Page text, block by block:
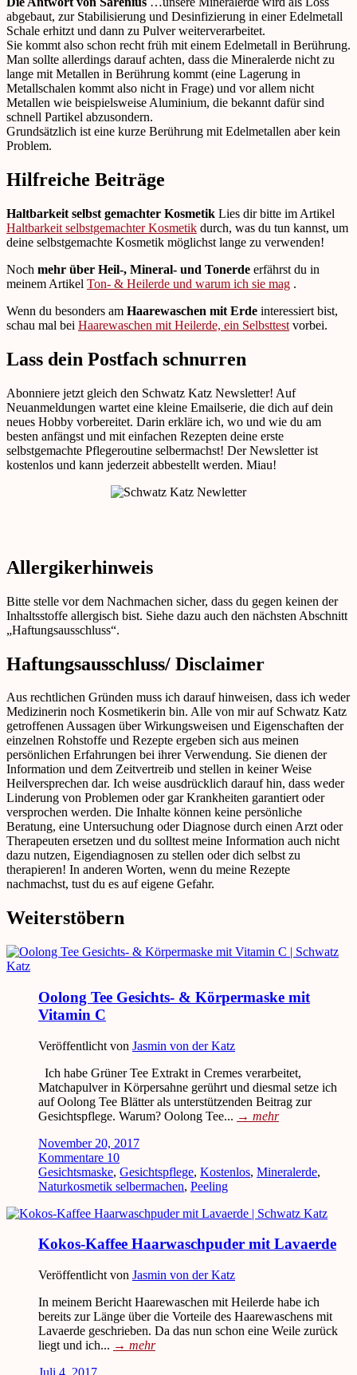
abgebaut, zur Stabilisierung und Desinfizierung in einer Edelmetall
Schale erhitzt und dann zu Pulver weiterverarbeitet.
Sie kommt also schon recht früh mit einem Edelmetall in Berührung.
Man sollte allerdings darauf achten, dass die Mineralerde nicht zu
lange mit Metallen in Berührung kommt (eine Lagerung in
Metallschalen kommt also nicht in Frage) und vor allem nicht
Metallen wie beispielsweise Aluminium, die bekannt dafür sind
schnell Partikel abzusondern.
Grundsätzlich ist eine kurze Berührung mit Edelmetallen aber kein
Problem.
Hilfreiche Beiträge
Haltbarkeit selbst gemachter Kosmetik Lies dir bitte im Artikel
Haltbarkeit selbstgemachter Kosmetik durch, was du tun kannst, um
deine selbstgemachte Kosmetik möglichst lange zu verwenden!
Noch mehr über Heil-, Mineral- und Tonerde erfährst du in
meinem Artikel Ton- & Heilerde und warum ich sie mag .
Wenn du besonders am Haarewaschen mit Erde interessiert bist,
schau mal bei Haarewaschen mit Heilerde, ein Selbsttest vorbei.
Lass dein Postfach schnurren
Abonniere jetzt gleich den Schwatz Katz Newsletter! Auf
Neuanmeldungen wartet eine kleine Emailserie, die dich auf dein
neues Hobby vorbereitet. Darin erkläre ich, wo und wie du am
besten anfängst und mit einfachen Rezepten deine erste
selbstgemachte Pflegeroutine selbermachst! Der Newsletter ist
kostenlos und kann jederzeit abbestellt werden. Miau!
Allergikerhinweis
Bitte stelle vor dem Nachmachen sicher, dass du gegen keinen der
Inhaltsstoffe allergisch bist. Siehe dazu auch den nächsten Abschnitt
„Haftungsausschluss“.
Haftungsausschluss/ Disclaimer
Aus rechtlichen Gründen muss ich darauf hinweisen, dass ich weder
Medizinerin noch Kosmetikerin bin. Alle von mir auf Schwatz Katz
getroffenen Aussagen über Wirkungsweisen und Eigenschaften der
einzelnen Rohstoffe und Rezepte ergeben sich aus meinen
persönlichen Erfahrungen bei ihrer Verwendung. Sie dienen der
Information und dem Zeitvertreib und stellen in keiner Weise
Heilversprechen dar. Ich weise ausdrücklich darauf hin, dass weder
Linderung von Problemen oder gar Krankheiten garantiert oder
versprochen werden. Die Inhalte können keine persönliche
Beratung, eine Untersuchung oder Diagnose durch einen Arzt oder
Therapeuten ersetzen und du solltest meine Information auch nicht
dazu nutzen, Eigendiagnosen zu stellen oder dich selbst zu
therapieren! In anderen Worten, wenn du meine Rezepte
nachmachst, tust du es auf eigene Gefahr.
Weiterstöbern
Oolong Tee Gesichts- & Körpermaske mit
Vitamin C
Veröffentlicht von Jasmin von der Katz
Ich habe Grüner Tee Extrakt in Cremes verarbeitet,
Matchapulver in Körpersahne gerührt und diesmal setze ich
auf Oolong Tee Blätter als unterstützenden Beitrag zur
Gesichtspflege. Warum? Oolong Tee... → mehr
November 20, 2017
Kommentare 10
Gesichtsmaske, Gesichtspflege, Kostenlos, Mineralerde,
Naturkosmetik selbermachen, Peeling
Kokos-Kaffee Haarwaschpuder mit Lavaerde
Veröffentlicht von Jasmin von der Katz
In meinem Bericht Haarewaschen mit Heilerde habe ich
bereits zur Länge über die Vorteile des Haarewaschens mit
Lavaerde geschrieben. Da das nun schon eine Weile zurück
liegt und ich... → mehr
Juli 4, 2017